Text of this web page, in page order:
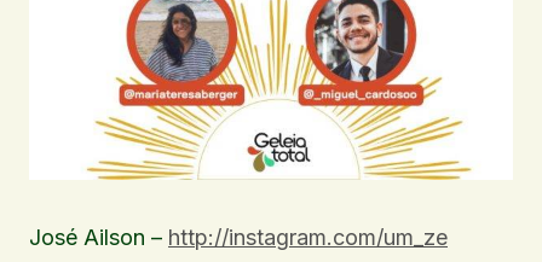
José Ailson – http://instagram.com/um_ze